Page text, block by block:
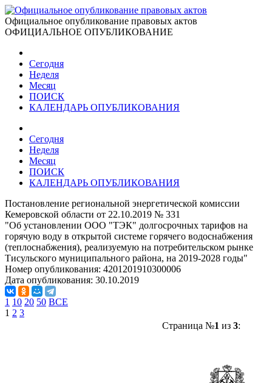
Официальное опубликование правовых актов
ОФИЦИАЛЬНОЕ ОПУБЛИКОВАНИЕ
Сегодня
Неделя
Месяц
ПОИСК
КАЛЕНДАРЬ ОПУБЛИКОВАНИЯ
Сегодня
Неделя
Месяц
ПОИСК
КАЛЕНДАРЬ ОПУБЛИКОВАНИЯ
Постановление региональной энергетической комиссии
Кемеровской области от 22.10.2019 № 331
"Об установлении ООО "ТЭК" долгосрочных тарифов на
горячую воду в открытой системе горячего водоснабжения
(теплоснабжения), реализуемую на потребительском рынке
Тисульского муниципального района, на 2019-2028 годы"
Номер опубликования: 4201201910300006
Дата опубликования: 30.10.2019
1 10 20 50 ВСЕ
1 2 3
Страница №1 из 3: